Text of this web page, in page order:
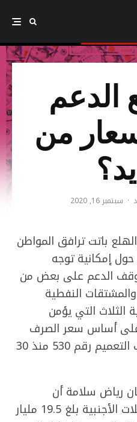
الدعم
من
· سبتمبر 16, 2020
باتت ترافق المواطن
إمكانية توجه
وقف الدعم على بعض من
النفطية
الثلاث التي يؤمن
على أساس سعر الصرف
الرسمي (1,507 LL) بموجب التعميم رقم 530 منذ 30
رياض سلامة أن
إحتياطي المصرف من العملات الأجنبية بلغ 19.5 مليار